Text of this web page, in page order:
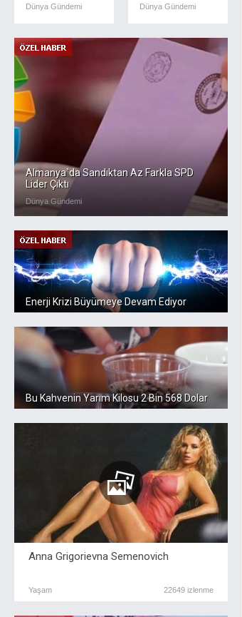
Dünya Gündemi Dünya Gündemi
Almanya`da Sandıktan Az Farkla SPD
Lider Çıktı
Dünya Gündemi
Enerji Krizi Büyümeye Devam Ediyor
Bu Kahvenin Yarım Kilosu 2 Bin 568 Dolar
Anna Grigorievna Semenovich
Yaşam 22649 izlenme